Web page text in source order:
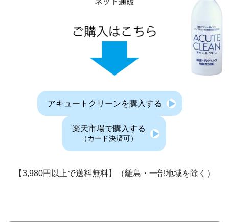
アキュートクリーンを購入する
楽天市場で購入する
（カード決済可）
【3,980円以上で送料無料】（離島・一部地域を除く）